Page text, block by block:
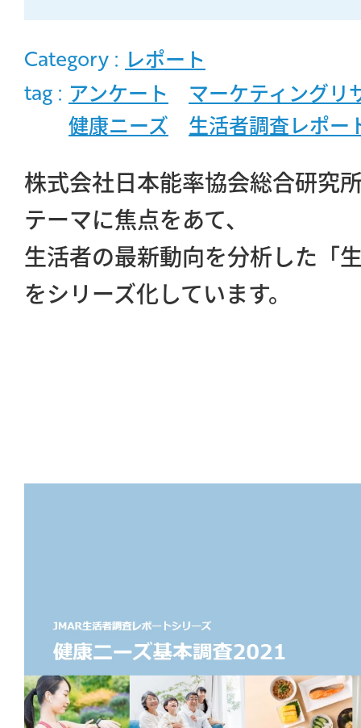
COMPANY
PERSON
CONTACT
Category : レポート
tag : アンケート
マーケティングリ
健康ニーズ
生活者調査レポー
株式会社日本能率協会総合研究
テーマに焦点をあて、
生活者の最新動向を分析した「
をシリーズ化しています。